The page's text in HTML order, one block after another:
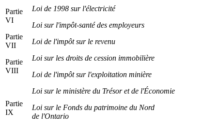
Partie
VI
Partie
VII
Partie
VIII
Partie
IX
Loi de 1998 sur l'électricité
Loi sur l'impôt-santé des employeurs
Loi de l'impôt sur le revenu
Loi sur les droits de cession immobilière
Loi de l'impôt sur l'exploitation minière
Loi sur le ministère du Trésor et de l'Économie
Loi sur le Fonds du patrimoine du Nord
de l'Ontario